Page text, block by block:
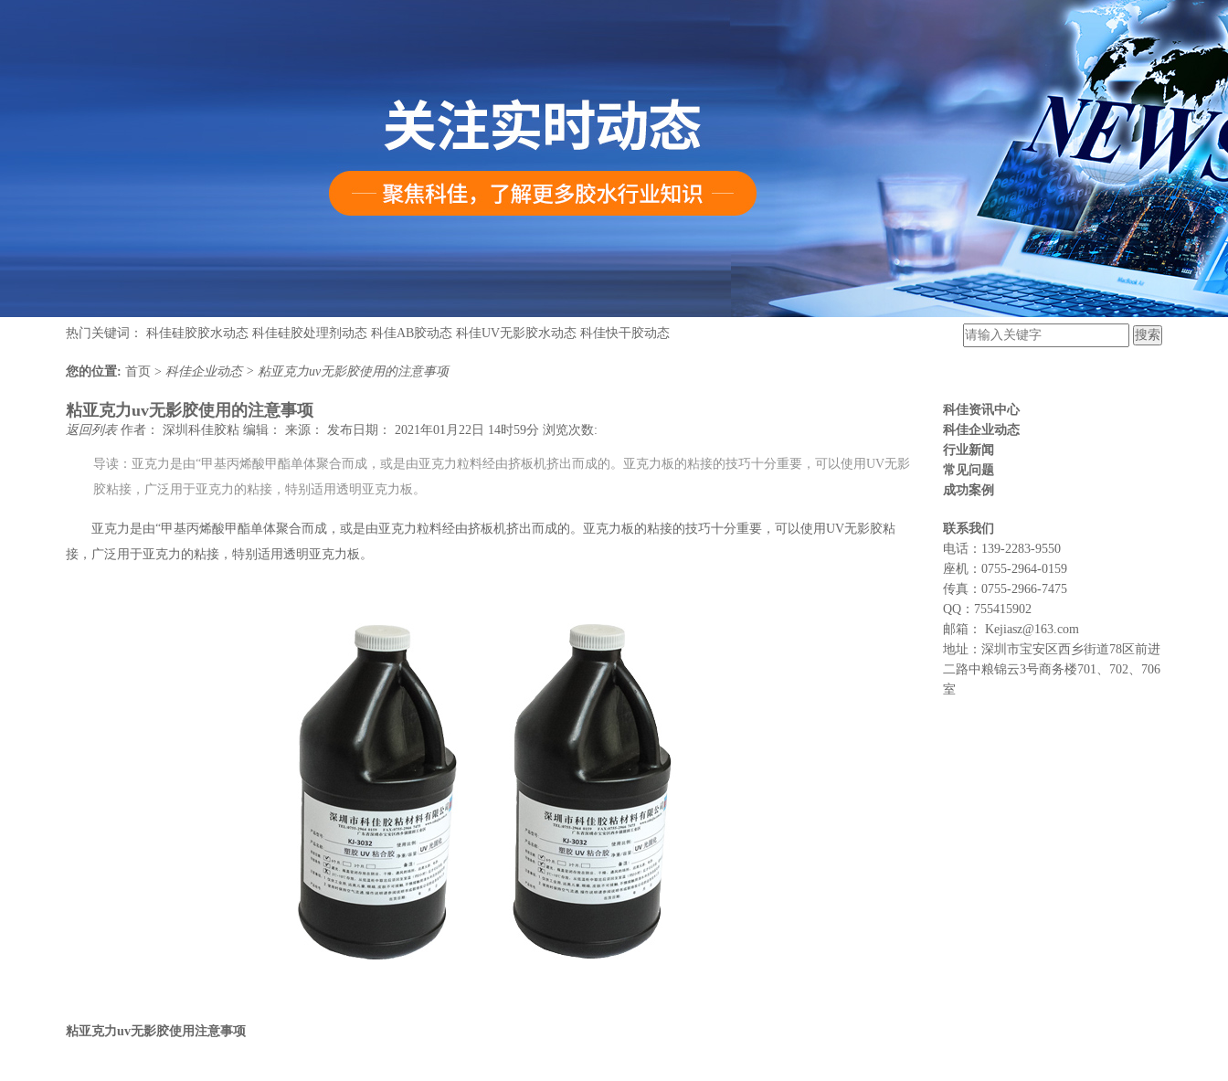
热门关键词： 科佳硅胶胶水动态 科佳硅胶处理剂动态 科佳AB胶动态 科佳UV无影胶水动态 科佳快干胶动态
您的位置: 首页 > 科佳企业动态 > 粘亚克力uv无影胶使用的注意事项
粘亚克力uv无影胶使用的注意事项
返回列表 作者： 深圳科佳胶粘 编辑： 来源： 发布日期： 2021年01月22日 14时59分 浏览次数:
导读：亚克力是由“甲基丙烯酸甲酯单体聚合而成，或是由亚克力粒料经由挤板机挤出而成的。亚克力板的粘接的技巧十分重要，可以使用UV无影
胶粘接，广泛用于亚克力的粘接，特别适用透明亚克力板。
亚克力是由“甲基丙烯酸甲酯单体聚合而成 ，或是由亚克力粒料经由挤板机挤出而成的。 亚克力板的粘接的技巧十分重要，可以使用UV无影胶粘
接，广泛用于亚克力的粘接，特别适用透明亚克力板。
粘亚克力uv无影胶使用注意事项
科佳资讯中心
科佳企业动态
行业新闻
常见问题
成功案例
联系我们
电话： 139-2283-9550
座机： 0755-2964-0159
传真： 0755-2966-7475
QQ： 755415902
邮箱：
Kejiasz@163.com
地址： 深圳市宝安区西乡街道78区前进
二路中粮锦云3号商务楼701、702、706
室